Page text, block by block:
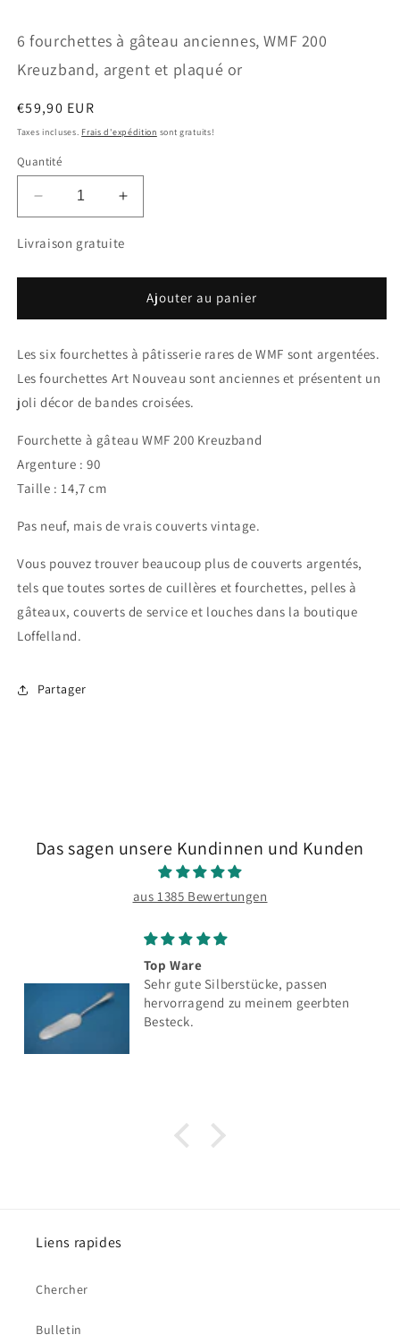
fenêtre
6 fourchettes à gâteau anciennes, WMF 200
Kreuzband, argent et plaqué or
Prix
habituel
€59,90 EUR
Taxes incluses. Frais d'expédition sont gratuits!
Quantité
Réduire
la
quantité
6
à
anciennes,
WMF
Kreuzband,
et
plaqué
or
Augmenter
la
quantité
6
fourchettes
à
anciennes,
WMF
Kreuzband,
et
Livraison gratuite
Ajouter au panier
Les six fourchettes à pâtisserie rares de WMF sont argentées.
Les fourchettes Art Nouveau sont anciennes et présentent un
joli décor de bandes croisées.
Fourchette à gâteau WMF 200 Kreuzband
Argenture : 90
Taille : 14,7 cm
Pas neuf, mais de vrais couverts vintage.
Vous pouvez trouver beaucoup plus de couverts argentés,
tels que toutes sortes de cuillères et fourchettes, pelles à
gâteaux, couverts de service et louches dans la boutique
Loffelland.
Partager
Das sagen unsere Kundinnen und Kunden
aus 1385 Bewertungen
Top Ware
Sehr gute Silberstücke, passen
hervorragend zu meinem geerbten
Besteck.
Liens rapides
Chercher
Bulletin